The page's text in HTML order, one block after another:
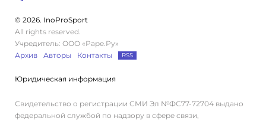
© 2026. InoProSport
All rights reserved.
Учредитель: ООО «Раре.Ру»
Архив
Авторы Контакты RSS
Юридическая информация
Свидетельство о регистрации СМИ Эл №ФС77-72704 выдано
федеральной службой по надзору в сфере связи,